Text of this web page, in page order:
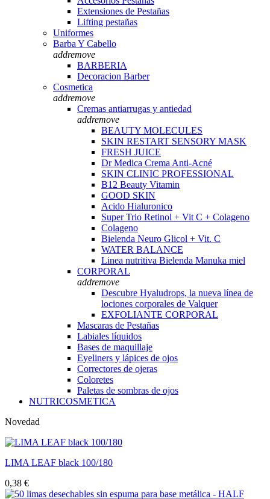
Extensiones de Pestañas
Lifting pestañas
Uniformes
Barba Y Cabello
addremove
BARBERIA
Decoracion Barber
Cosmetica
addremove
Cremas antiarrugas y antiedad
addremove
BEAUTY MOLECULES
SKIN RESTART SENSORY MASK
FRESH JUICE
Dr Medica Crema Anti-Acné
SKIN CLINIC PROFESSIONAL
B12 Beauty Vitamin
GOOD SKIN
Acido Hialuronico
Super Trio Retinol + Vit C + Colageno
Colageno
Bielenda Neuro Glicol + Vit. C
WATER BALANCE
Linea nutritiva Bielenda Manuka miel
CORPORAL
addremove
Descubre Hyaludrops, la nueva línea de
lociones corporales de Valquer
EXFOLIANTE CORPORAL
Mascaras de Pestañas
Labiales líquidos
Bases de maquillaje
Eyeliners y lápices de ojos
Correctores de ojeras
Coloretes
Paletas de sombras de ojos
NUTRICOSMETICA
Novedad
LIMA LEAF black 100/180
0,38 €